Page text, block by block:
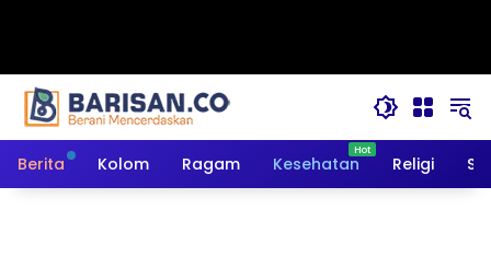
Berita Kolom Ragam Kesehatan Religi